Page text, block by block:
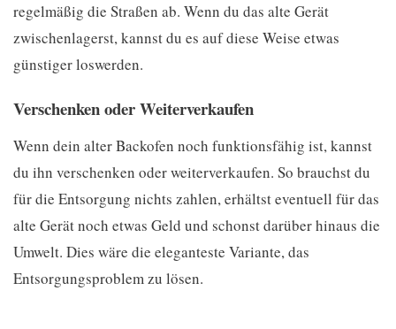
regelmäßig die Straßen ab. Wenn du das alte Gerät
zwischenlagerst, kannst du es auf diese Weise etwas
günstiger loswerden.
Verschenken oder Weiterverkaufen
Wenn dein alter Backofen noch funktionsfähig ist, kannst
du ihn verschenken oder weiterverkaufen. So brauchst du
für die Entsorgung nichts zahlen, erhältst eventuell für das
alte Gerät noch etwas Geld und schonst darüber hinaus die
Umwelt. Dies wäre die eleganteste Variante, das
Entsorgungsproblem zu lösen.